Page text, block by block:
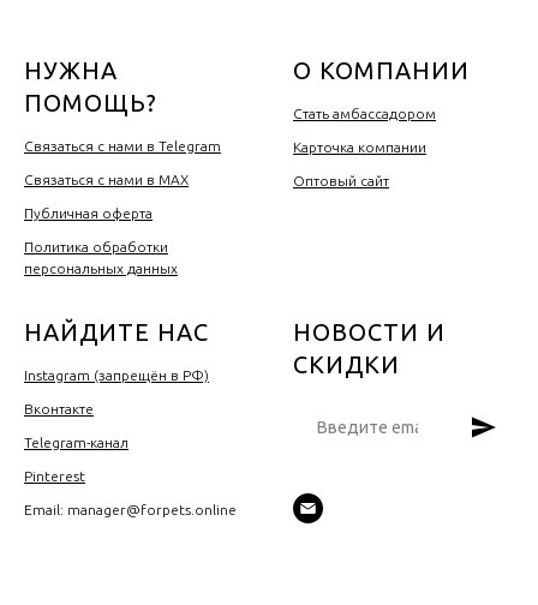
НУЖНА
ПОМОЩЬ?
Связаться с нами в Telegram
Связаться с нами в MAX
Публичная оферта
Политика обработки
персональных данных
О КОМПАНИИ
Стать амбассадором
Карточка компании
Оптовый сайт
НАЙДИТЕ НАС
Instagram (запрещён в РФ)
Вконтакте
Telegram-канал
Pinterest
Email: manager@forpets.online
НОВОСТИ И
СКИДКИ